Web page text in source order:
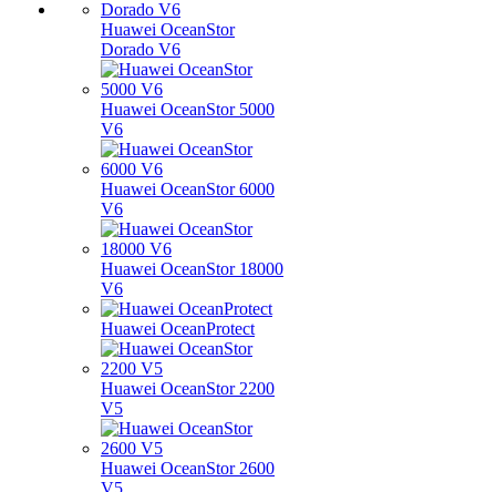
Huawei OceanStor
Dorado V6
Huawei OceanStor 5000
V6
Huawei OceanStor 6000
V6
Huawei OceanStor 18000
V6
Huawei OceanProtect
Huawei OceanStor 2200
V5
Huawei OceanStor 2600
V5